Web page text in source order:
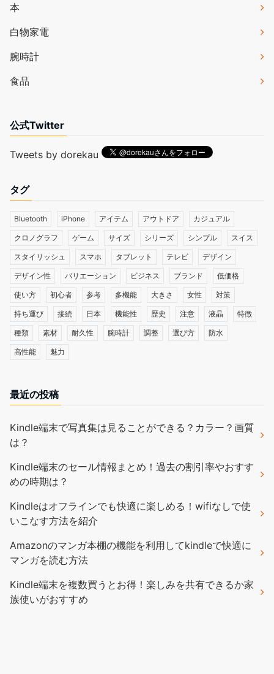
本
白物家電
腕時計
食品
公式Twitter
Tweets by dorekau
タグ
Bluetooth iPhone アイテム アウトドア カジュアル
クロノグラフ ゲーム サイズ シリーズ シンプル スイス
スタイリッシュ スマホ タブレット テレビ デザイン
デザイン性 バリエーション ビジネス ブランド 低価格
使い方 初心者 参考 多機能 大きさ 女性 対策
持ち運び 接続 日本 機能性 歴史 注意 液晶 特徴
種類 素材 耐久性 腕時計 調整 選び方 防水
高性能 魅力
最近の投稿
Kindle端末で写真集は見ることができる？カラー？画質
は？
Kindle端末のセール情報まとめ！過去の割引率やおすす
めの時期は？
Kindleはオフラインでも快適に楽しめる！wifiなしで使
いこなす方法を紹介
Amazonのマンガ本棚の機能を利用してkindleで快適に
マンガを読む方法
Kindle端末を複数買うとお得！楽しみを共有できるか家
族使いがおすすめ